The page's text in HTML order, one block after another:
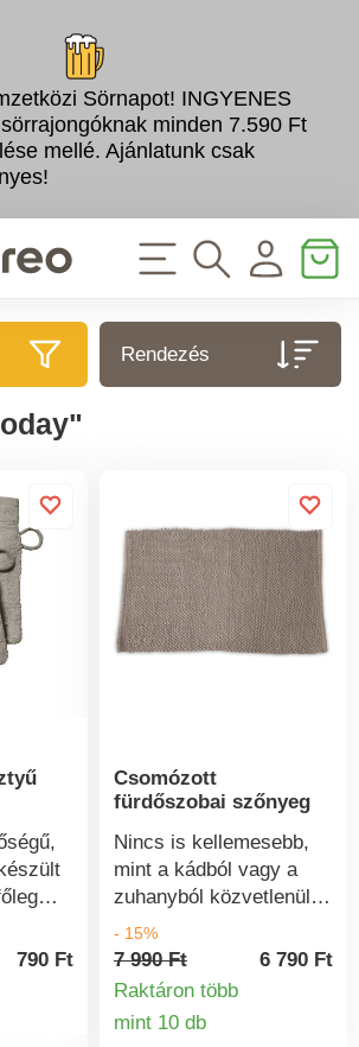
Sörnapot! INGYENES
minden 7.590 Ft
mellé. Ajánlatunk csak
Rendezés
790 Ft
Csomózott
fürdőszobai szőnyeg
Nincs is kellemesebb,
mint a kádból vagy a
zuhanyból közvetlenül
egy puha és nedvszívó
szőnyegre lépni. Ezzel a
szőnyeggel csak a
különböző szín közül.
- 15%
7 990 Ft
6 790 Ft
Raktáron több
mint 10 db